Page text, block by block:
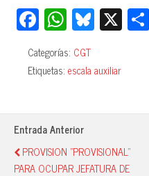
Fa
ce
bo
ok
W
ha
ts
A
pp
Bl
ue
sk
y
X
Categorías: CGT
Etiquetas: escala auxiliar
Entrada Anterior
PROVISION "PROVISIONAL"
PARA OCUPAR JEFATURA DE